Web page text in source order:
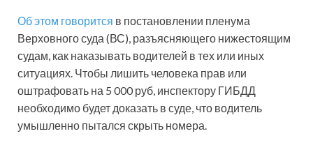
Об этом говорится в постановлении пленума
Верховного суда (ВС), разъясняющего нижестоящим
судам, как наказывать водителей в тех или иных
ситуациях. Чтобы лишить человека прав или
оштрафовать на 5 000 руб, инспектору ГИБДД
необходимо будет доказать в суде, что водитель
умышленно пытался скрыть номера.